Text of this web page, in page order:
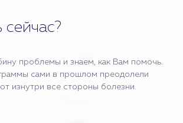
сейчас?
проблемы и знаем, как Вам помочь.
сами в прошлом преодолели
изнутри все стороны болезни.